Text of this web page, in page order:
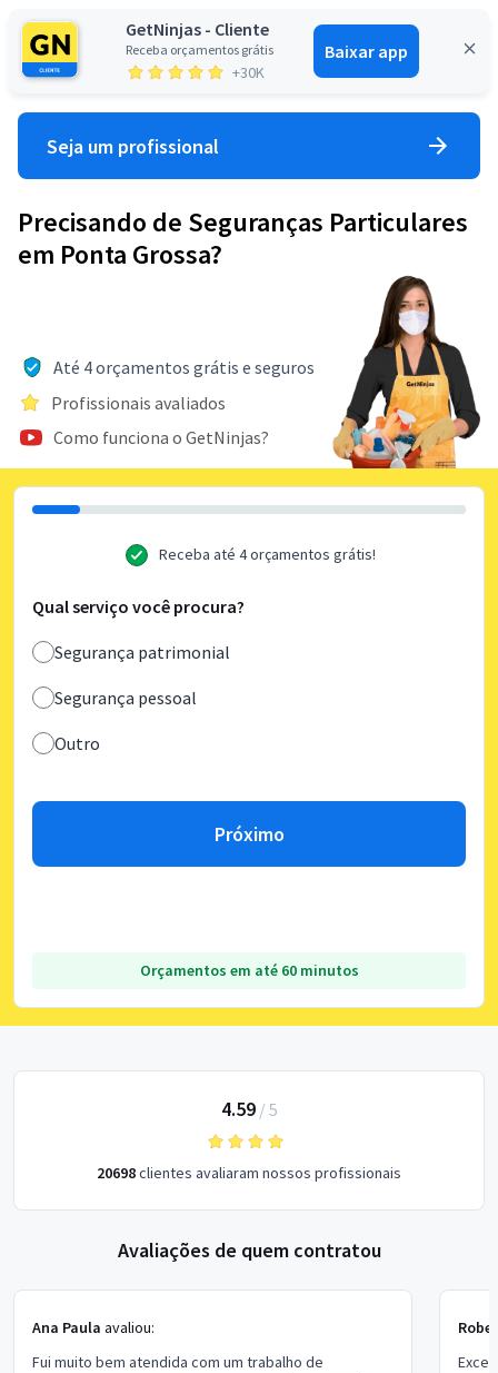
GetNinjas - Cliente
Receba orçamentos grátis
+30K
Baixar app
Entrar
Seja um profissional
Precisando de Seguranças Particulares
em Ponta Grossa?
Até 4 orçamentos grátis e seguros
Profissionais avaliados
Como funciona o GetNinjas?
Receba até 4 orçamentos grátis!
Qual serviço você procura?
Segurança patrimonial
Segurança pessoal
Outro
Próximo
Orçamentos em até 60 minutos
4.59/ 5
20698clientes avaliaram nossos profissionais
Avaliações de quem contratou
Ana Paula avaliou:
Fui muito bem atendida com um trabalho de